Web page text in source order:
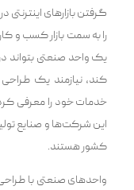
گرفتن بازارهای
را به سمت بازار کسب و
یک واحد صنعتی بتواند
کند، نیازمند یک
خدمات خود را معرفی
این شرکت‌ها و صنایع
کشور هستند.
واحد‌های صنعتی با